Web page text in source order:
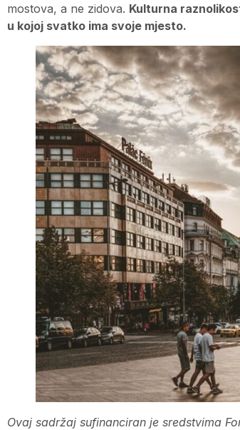
mostova, a ne zidova. Kulturna
u kojoj svatko ima svoje mjesto.
Ovaj sadržaj sufinanciran je sredstvima